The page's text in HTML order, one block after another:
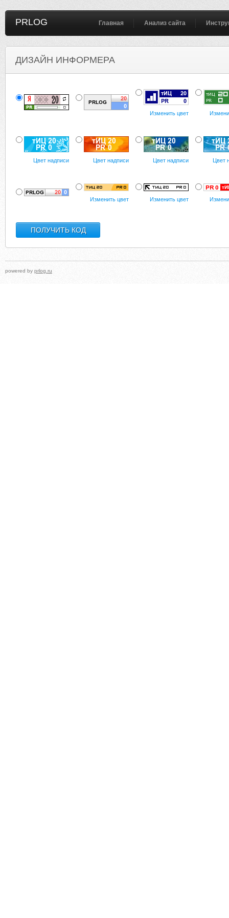
PRLOG Главная Анализ сайта
ДИЗАЙН ИНФОРМЕРА
Изменить цвет
Цвет надписи Цвет надписи Цвет надписи Цвет
Изменить цвет Изменить цвет
powered by prlog.ru